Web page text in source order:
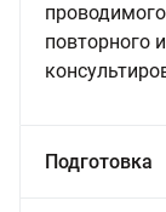
повторного
Подготовка